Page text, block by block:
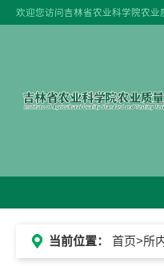
欢迎您访问吉林省农业科学院农业
当前位置： 首页>所